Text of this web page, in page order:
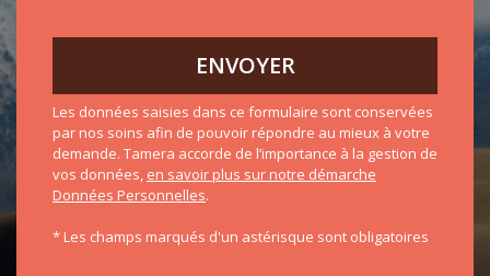
ENVOYER
Les données saisies dans ce formulaire sont conservées
par nos soins afin de pouvoir répondre au mieux à votre
demande. Tamera accorde de l’importance à la gestion de
vos données, en savoir plus sur notre démarche
Données Personnelles.
* Les champs marqués d'un astérisque sont obligatoires